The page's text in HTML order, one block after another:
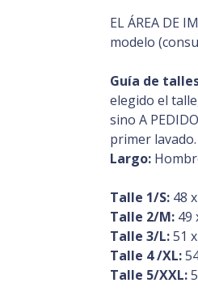
EL ÁREA DE
modelo
Guía de
elegido el
sino A
primer lavado.
Largo:
Talle 1/S:48 x
Talle 2/M:49
Talle 3/L:51 x
Talle 4 /XL:
Talle 5/XXL: